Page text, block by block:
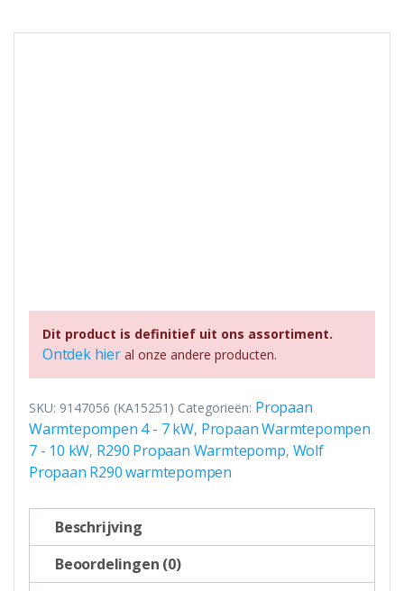
Dit product is definitief uit ons assortiment.
Ontdek hieral onze andere producten.
SKU: 9147056 (KA15251) Categorieën: Propaan
Warmtepompen 4 - 7 kW, Propaan Warmtepompen
7 - 10 kW, R290 Propaan Warmtepomp, Wolf
Propaan R290 warmtepompen
Beschrijving
Beoordelingen (0)